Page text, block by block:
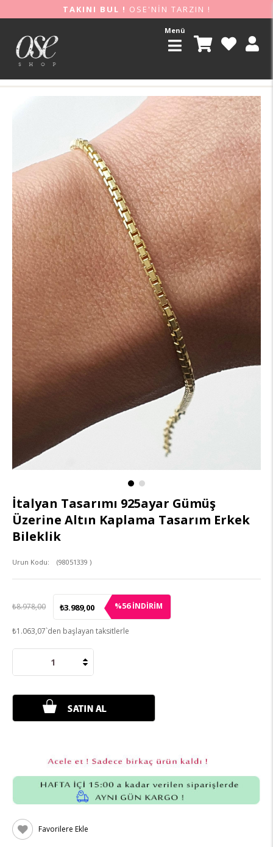
TAKINI BUL ! OSE'NİN TARZIN !
Menü
İtalyan Tasarımı 925ayar Gümüş
Üzerine Altın Kaplama Tasarım Erkek
Bileklik
(98051339 )
₺8.978,00 ₺3.989,00 %56İNDIRIM
₺1.063,07`den başlayan taksitlerle
Favorilere Ekle